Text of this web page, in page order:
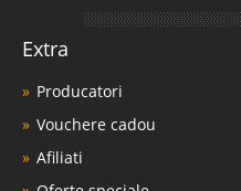
Extra
Producatori
Vouchere cadou
Afiliati